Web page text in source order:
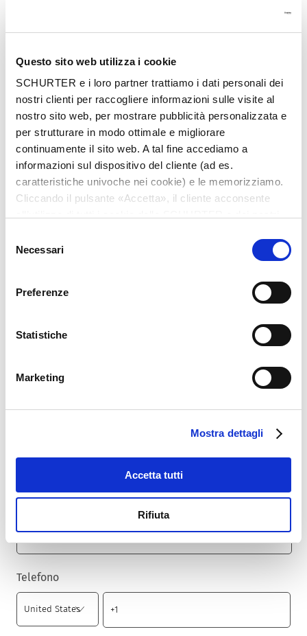
Questo sito web utilizza i cookie
SCHURTER e i loro partner trattiamo i dati personali dei
nostri clienti per raccogliere informazioni sulle visite al
nostro sito web, per mostrare pubblicità personalizzata e
per strutturare in modo ottimale e migliorare
continuamente il sito web. A tal fine accediamo a
informazioni sul dispositivo del cliente (ad es.
caratteristiche univoche nei cookie) e le memorizziamo.
Cliccando il pulsante «Accetta», il cliente acconsente
momento cliccando su «Impostazioni» in fondo alla
pagina. Le impostazioni personali sono comunicate ai
nostri partner e non hanno alcuna influenza sui dati del
browser. Ulteriori informazioni sono disponibili nella
delNecessari
Preferenze
Statistiche
Marketing
Mostra dettagli
Accetta tutti
Rifiuta
Nome*
Cognome*
Telefono